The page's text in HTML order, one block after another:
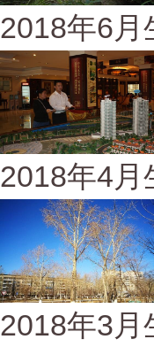
2018年6月
2018年4月
2018年3月